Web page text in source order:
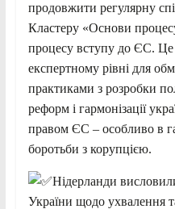
продовжити регулярну
Кластеру «Основи
процесу вступу до ЄС. Це
експертному рівні для
практиками з розробки
реформ і гармонізації
правом ЄС – особливо в
боротьби з корупцією.
Нідерланди
України щодо ухвалення